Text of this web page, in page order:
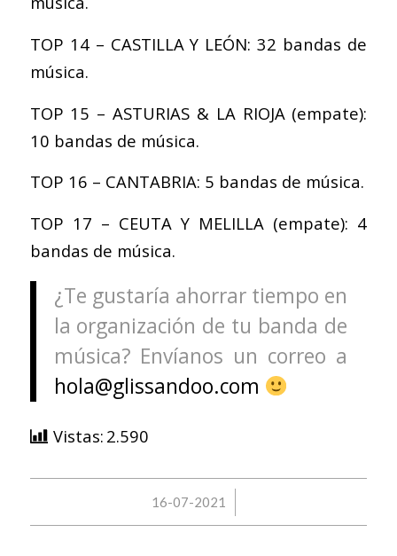
TOP 14 – CASTILLA Y LEÓN: 32 bandas de
música.
TOP 15 – ASTURIAS & LA RIOJA (empate):
10 bandas de música.
TOP 16 – CANTABRIA: 5 bandas de música.
TOP 17 – CEUTA Y MELILLA (empate): 4
bandas de música.
¿Te gustaría ahorrar tiempo en
la organización de tu banda de
música? Envíanos un correo a
hola@glissandoo.com
Vistas: 2.590
16-07-2021
/